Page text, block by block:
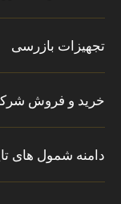
تجهیزات بازرسی
خرید و فروش
دامنه شمول های